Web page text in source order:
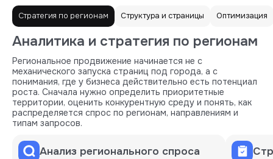
Стратегия по регионам Структура и страницы Оптимизация
Аналитика и стратегия по регионам
Региональное продвижение начинается не с
механического запуска страниц под города, а с
понимания, где у бизнеса действительно есть потенциал
роста. Сначала нужно определить приоритетные
территории, оценить конкурентную среду и понять, как
распределяется спрос по регионам, направлениям и
типам запросов.
Анализ регионального спроса